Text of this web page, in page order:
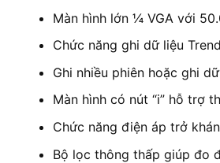
Màn hình lớn ¼ VGA với
Chức năng ghi dữ liệu
Ghi nhiều phiên hoặc ghi
Màn hình có nút “i” hỗ trợ
Chức năng điện áp trở
Bộ lọc thông thấp giúp đo